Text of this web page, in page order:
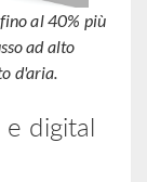
al 40% più
ad alto
d'aria.
digital